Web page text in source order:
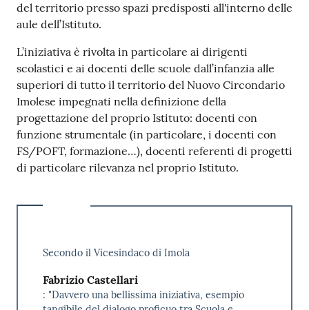
del territorio presso spazi predisposti all'interno delle
aule dell’Istituto.
L’iniziativa è rivolta in particolare ai dirigenti
scolastici e ai docenti delle scuole dall’infanzia alle
superiori di tutto il territorio del Nuovo Circondario
Imolese impegnati nella definizione della
progettazione del proprio Istituto: docenti con
funzione strumentale (in particolare, i docenti con
FS/POFT, formazione…), docenti referenti di progetti
di particolare rilevanza nel proprio Istituto.
Secondo il Vicesindaco di Imola
Fabrizio Castellari
: "Davvero una bellissima iniziativa, esempio